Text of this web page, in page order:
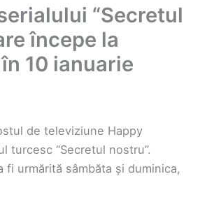
“Secretul
începe la
10 ianuarie
de televiziune Happy
turcesc “Secretul nostru”.
fi urmărită sâmbăta și duminica,